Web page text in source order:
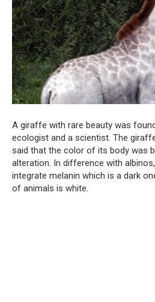
A giraffe with rare beauty was
ecologist and a scientist. The
said that the color of its body was
alteration. In difference with
integrate melanin which is a dark
of animals is white.